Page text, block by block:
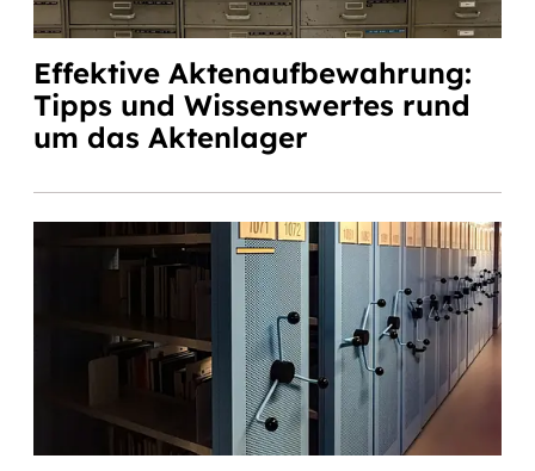
Effektive Aktenaufbewahrung:
Tipps und Wissenswertes rund
um das Aktenlager